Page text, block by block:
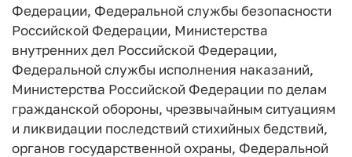
Федерации, Федеральной службы безопасности
Российской Федерации, Министерства
внутренних дел Российской Федерации,
Федеральной службы исполнения наказаний,
Министерства Российской Федерации по делам
гражданской обороны, чрезвычайным ситуациям
и ликвидации последствий стихийных бедствий,
органов государственной охраны, Федеральной